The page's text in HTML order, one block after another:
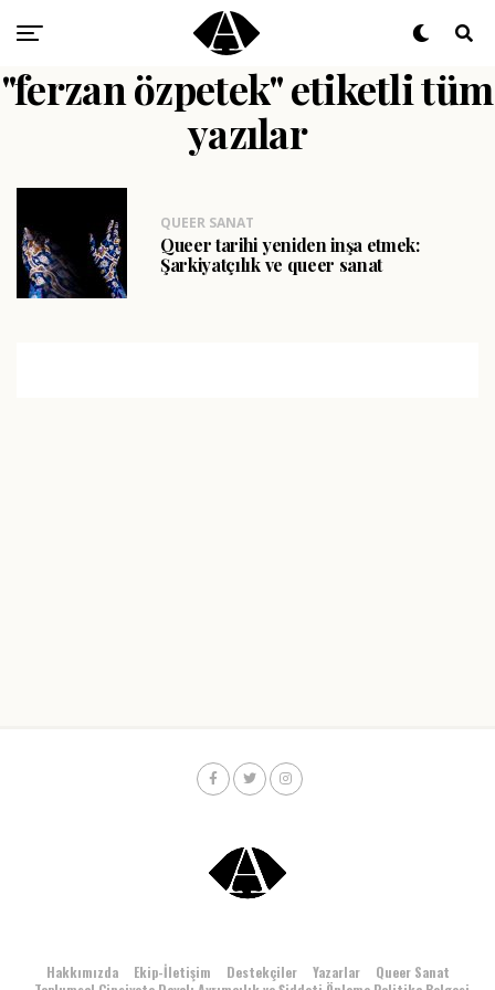
"ferzan özpetek" etiketli tüm
yazılar
QUEER SANAT
Queer tarihi yeniden inşa etmek:
Şarkiyatçılık ve queer sanat
Hakkımızda Ekip-İletişim Destekçiler Yazarlar
Queer Sanat